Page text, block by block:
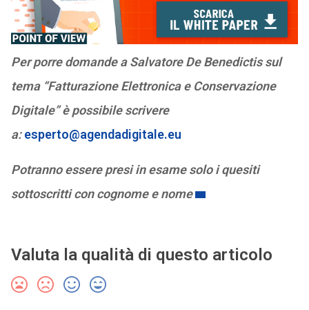
Per porre domande a Salvatore De Benedictis sul
tema “Fatturazione Elettronica e Conservazione
Digitale” è possibile scrivere
a:esperto@agendadigitale.eu
Potranno essere presi in esame solo i quesiti
sottoscritti con cognome e nome
Valuta la qualità di questo articolo